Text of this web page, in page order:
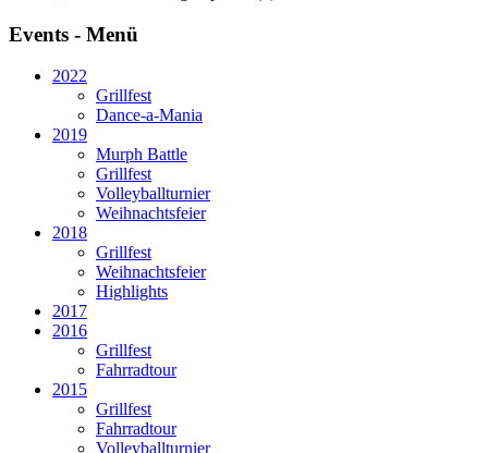
Events - Menü
2022
Grillfest
Dance-a-Mania
2019
Murph Battle
Grillfest
Volleyballturnier
Weihnachtsfeier
2018
Grillfest
Weihnachtsfeier
Highlights
2017
2016
Grillfest
Fahrradtour
2015
Grillfest
Fahrradtour
Volleyballturnier